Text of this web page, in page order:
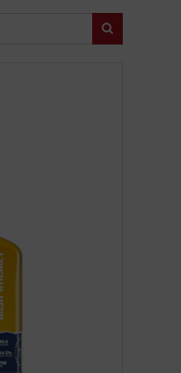
Zoeken